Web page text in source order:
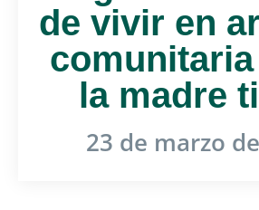
de vivir en
la madre
23 de marzo